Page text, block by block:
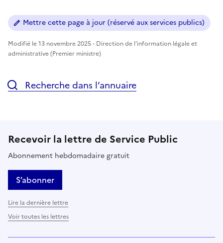
Mettre cette page à jour (réservé aux services publics)
Modifié le 13 novembre 2025 - Direction de l'information légale et
administrative (Premier ministre)
Recherche dans l’annuaire
Recevoir la lettre de Service Public
Abonnement hebdomadaire gratuit
S’abonner
Lire la dernière lettre
Voir toutes les lettres